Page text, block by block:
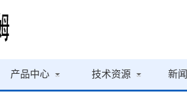
产品中心 技术资源 新